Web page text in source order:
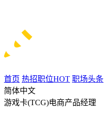
首页 热招职位HOT 职场头条
简体中文
游戏卡(TCG)电商产品经理